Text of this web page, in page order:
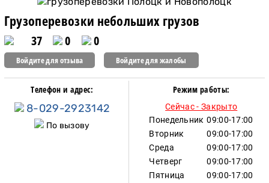
Грузоперевозки небольших грузов
37 0 0
Войдите для отзыва Войдите для жалобы
Телефон и адрес:
8-029-2923142
По вызову
Режим работы:
Сейчас - Закрыто
Понедельник 09:00-17:00
Вторник
09:00-17:00
Среда
09:00-17:00
Четверг
09:00-17:00
Пятница
09:00-17:00